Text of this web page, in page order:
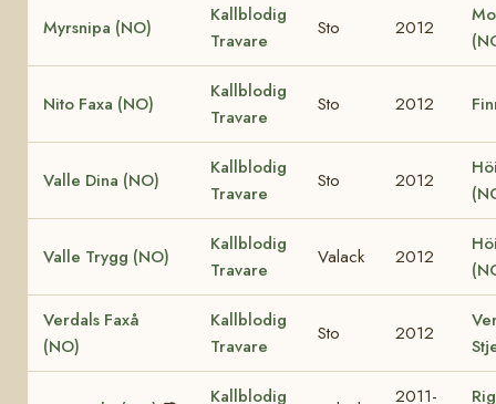
Myrsnipa (NO)
Kallblodig
Travare
Sto 2012
Nito Faxa (NO)
Kallblodig
Travare
Sto 2012
Valle Dina (NO)
Kallblodig
Travare
Sto 2012
Valle Trygg (NO)
Kallblodig
Travare
Valack 2012
Verdals Faxå
(NO)
Kallblodig
Travare
Sto 2012
Kallblodig 2011-